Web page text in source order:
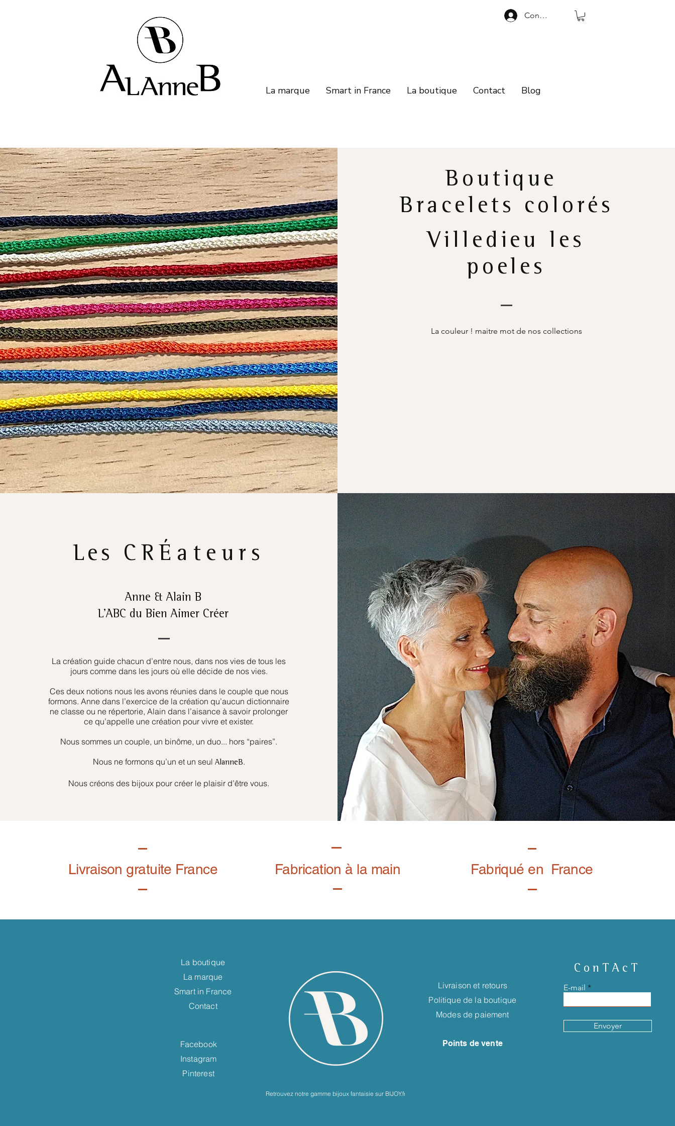
Connexion
La marque Smart in France La boutique Contact Blog
Boutique
Bracelets colorés
Villedieu les
poeles
La couleur ! maitre mot de nos collections
Les CRÉateurs
Anne & Alain B
L’ABC du Bien Aimer Créer
La création guide chacun d’entre nous, dans nos vies de tous les
jours comme dans les jours où elle décide de nos vies.
Ces deux notions nous les avons réunies dans le couple que nous
formons. Anne dans l’exercice de la création qu’aucun dictionnaire
ne classe ou ne répertorie, Alain dans l’aisance à savoir prolonger
ce qu’appelle une création pour vivre et exister.
Nous sommes un couple, un binôme, un duo... hors “paires”.
Nous ne formons qu’un et un seul AlanneB.
Nous créons des bijoux pour créer le plaisir d’être vous.
Livraison gratuite France Fabrication à la main Fabriqué en France
La boutique
La marque
Smart in France
Contact
Facebook
Instagram
Pinterest
Retrouvez notre gamme bijoux fantaisie sur BIJOY.fr
Livraison et retours
Politique de la boutique
Modes de paiement
Points de vente
ConTAcT
E-mail
Envoyer